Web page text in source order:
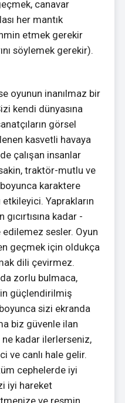
canavar
her mantık
etmek gerekir
söylemek gerekir).
oyunun inanılmaz bir
kendi dünyasına
görsel
kasvetli havaya
çalışan insanlar
traktör-mutlu ve
karaktere
Yaprakların
gıcırtısına kadar -
sesler. Oyun
geçmek için oldukça
dili çevirmez.
zorlu bulmaca,
güçlendirilmiş
sizi ekranda
biz güvenle ilan
kadar ilerlerseniz,
ve canlı hale gelir.
cephelerde iyi
iyi hareket